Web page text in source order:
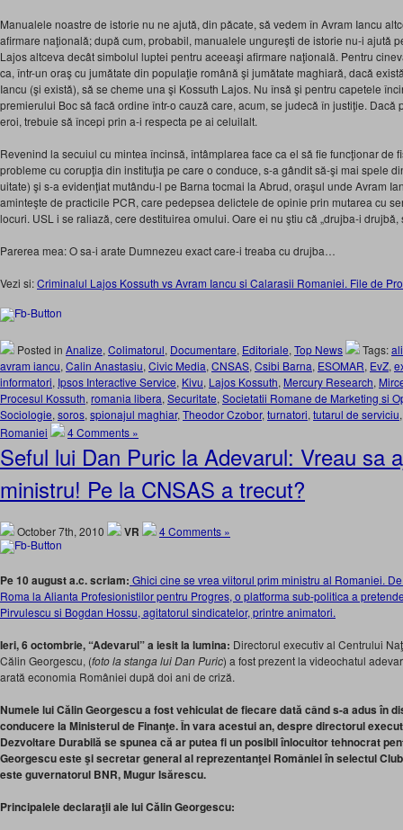
Manualele noastre de istorie nu ne ajutǎ, din pǎcate, sǎ vedem în Avram Iancu
afirmare naţionalǎ; dupǎ cum, probabil, manualele ungureşti de istorie nu-i ajutǎ
Lajos altceva decât simbolul luptei pentru aceeaşi afirmare naţionalǎ. Pentru
ca, într-un oraş cu jumǎtate din populaţie românǎ şi jumǎtate maghiarǎ, dacǎ
Iancu (şi existǎ), sǎ se cheme una şi Kossuth Lajos. Nu însǎ şi pentru capetele
premierului Boc sǎ facǎ ordine într-o cauzǎ care, acum, se judecǎ în justiţie. Dacǎ
eroi, trebuie sǎ începi prin a-i respecta pe ai celuilalt.
Revenind la secuiul cu mintea încinsǎ, întâmplarea face ca el sǎ fie funcţionar de
probleme cu corupţia din instituţia pe care o conduce, s-a gândit să-şi mai spele
uitate) şi s-a evidenţiat mutându-l pe Barna tocmai la Abrud, oraşul unde Avram
aminteşte de practicile PCR, care pedepsea delictele de opinie prin mutarea cu
locuri. USL i se raliazǎ, cere destituirea omului. Oare ei nu ştiu cǎ „drujba-i drujbǎ,
Parerea mea: O sa-i arate Dumnezeu exact care-i treaba cu drujba…
Vezi si:Criminalul Lajos Kossuth vs Avram Iancu si Calarasii Romaniei. File de
Posted in Analize, Colimatorul, Documentare, Editoriale, Top News Tags:
avram iancu, Calin Anastasiu, Civic Media, CNSAS, Csibi Barna, ESOMAR, EvZ,
informatori, Ipsos Interactive Service, Kivu, Lajos Kossuth, Mercury Research,
Procesul Kossuth, romania libera, Securitate, Societatii Romane de Marketing si
Sociologie, soros, spionajul maghiar, Theodor Czobor, turnatori, tutarul de serviciu
Romaniei
4 Comments »
Seful lui Dan Puric la Adevarul: Vreau sa
ministru! Pe la CNSAS a trecut?
October 7th, 2010 VR 4 Comments »
Pe 10 august a.c. scriam: Ghici cine se vrea viitorul prim ministru al Romaniei.
Roma la Alianta Profesionistilor pentru Progres, o platforma sub-politica a
Pirvulescu si Bogdan Hossu, agitatorul sindicatelor, printre animatori.
Ieri, 6 octombrie, “Adevarul” a iesit la lumina: Directorul executiv al Centrului
Călin Georgescu, (foto la stanga lui Dan Puric) a fost prezent la videochatul
arată economia României după doi ani de criză.
Numele lui Călin Georgescu a fost vehiculat de fiecare dată când s-a adus în
conducere la Ministerul de Finanţe. În vara acestui an, despre directorul
Dezvoltare Durabilă se spunea că ar putea fi un posibil înlocuitor tehnocrat
Georgescu este şi secretar general al reprezentanţei României în selectul
este guvernatorul BNR, Mugur Isărescu.
Principalele declaraţii ale lui Călin Georgescu: